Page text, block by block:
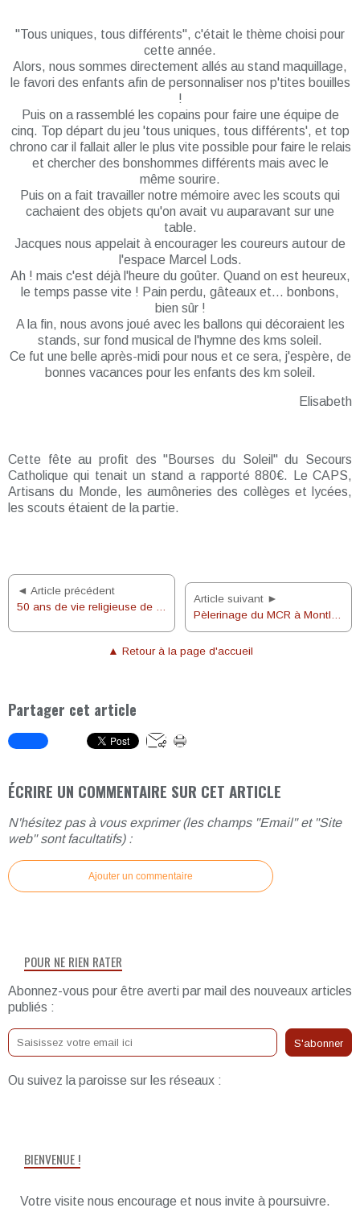
"Tous uniques, tous différents", c'était le thème choisi pour
cette année.
Alors, nous sommes directement allés au stand maquillage,
le favori des enfants afin de personnaliser nos p'tites bouilles
!
Puis on a rassemblé les copains pour faire une équipe de
cinq. Top départ du jeu 'tous uniques, tous différents', et top
chrono car il fallait aller le plus vite possible pour faire le relais
et chercher des bonshommes différents mais avec le
même sourire.
Puis on a fait travailler notre mémoire avec les scouts qui
cachaient des objets qu'on avait vu auparavant sur une
table.
Jacques nous appelait à encourager les coureurs autour de
l'espace Marcel Lods.
Ah ! mais c'est déjà l'heure du goûter. Quand on est heureux,
le temps passe vite ! Pain perdu, gâteaux et... bonbons,
bien sûr !
A la fin, nous avons joué avec les ballons qui décoraient les
stands, sur fond musical de l'hymne des kms soleil.
Ce fut une belle après-midi pour nous et ce sera, j'espère, de
bonnes vacances pour les enfants des km soleil.
Elisabeth
Cette fête au profit des "Bourses du Soleil" du Secours
Catholique qui tenait un stand a rapporté 880€. Le CAPS,
Artisans du Monde, les aumôneries des collèges et lycées,
les scouts étaient de la partie.
◄ Article précédent
50 ans de vie religieuse de Soeur Jeanne d'Arc
Article suivant ►
Pèlerinage du MCR à Montligeon
▲ Retour à la page d'accueil
Partager cet article
ÉCRIRE UN COMMENTAIRE SUR CET ARTICLE
N'hésitez pas à vous exprimer (les champs "Email" et "Site
web" sont facultatifs) :
Ajouter un commentaire
POUR NE RIEN RATER
Abonnez-vous pour être averti par mail des nouveaux articles
publiés :
Ou suivez la paroisse sur les réseaux :
BIENVENUE !
Votre visite nous encourage et nous invite à poursuivre.